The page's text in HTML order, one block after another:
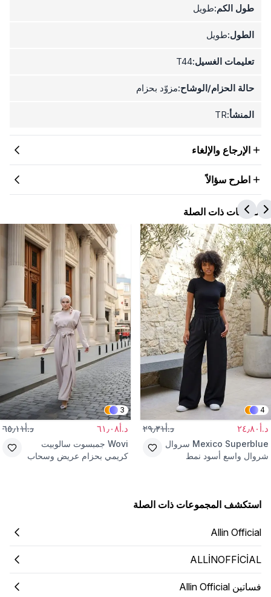
طول الكم:طويل
الطول:طويل
تعليمات الغسيل:T44
حالة الحزام/الوشاح:مزوّد بحزام
المنشأ:TR
الإرجاع والإلغاء
اطرح سؤالاً
المنتجات ذات الصلة
4
د.أ٢٤٫٨٠ د.أ٢٩٫٣١
Mexico Superblue سروال
شروال واسع أسود نمط
3
د.أ٦١٫٠٨ د.أ٦٥٫١١
Wovi جمبسوت سالوبيت
كريمي بحزام عريض وسحاب
استكشف المجموعات ذات الصلة
Allin Official
ALLİNOFFİCİAL
فساتين Allin Official